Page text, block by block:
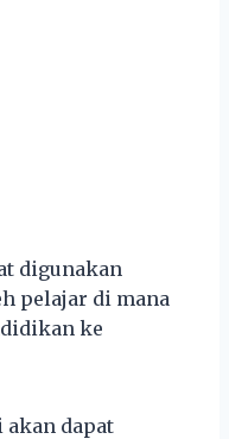
digunakan
pelajar di mana
ke
akan dapat